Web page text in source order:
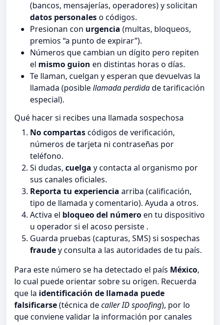
(bancos, mensajerías, operadores) y solicitan
datos personaleso códigos.
Presionan con urgencia (multas, bloqueos,
premios “a punto de expirar”).
Números que cambian un dígito pero repiten
el mismo guion en distintas horas o días.
Te llaman, cuelgan y esperan que devuelvas la
llamada (posiblellamada perdidade tarificación
especial).
Qué hacer si recibes una llamada sospechosa
No compartascódigos de verificación,
números de tarjeta ni contraseñas por
teléfono.
Si dudas, cuelga y contacta al organismo por
sus canales oficiales.
Reporta tu experiencia arriba (calificación,
tipo de llamada y comentario). Ayuda a otros.
Activa el bloqueo del númeroen tu dispositivo
u operador si el acoso persiste .
Guarda pruebas (capturas, SMS) si sospechas
fraudey consulta a las autoridades de tu país.
Para este número se ha detectado el país México,
lo cual puede orientar sobre su origen. Recuerda
que la identificación de llamada puede
falsificarse(técnica decaller ID spoofing), por lo
que conviene validar la información por canales